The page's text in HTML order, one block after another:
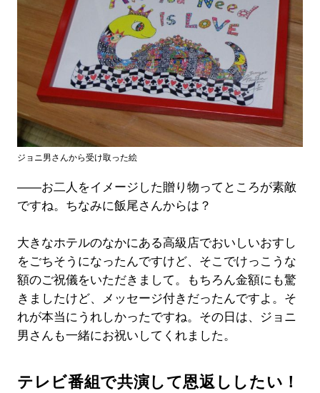
ジョニ男さんから受け取った絵
――お二人をイメージした贈り物ってところが素敵
ですね。ちなみに飯尾さんからは？
大きなホテルのなかにある高級店でおいしいおすし
をごちそうになったんですけど、そこでけっこうな
額のご祝儀をいただきまして。もちろん金額にも驚
きましたけど、メッセージ付きだったんですよ。そ
れが本当にうれしかったですね。その日は、ジョニ
男さんも一緒にお祝いしてくれました。
テレビ番組で共演して恩返ししたい！